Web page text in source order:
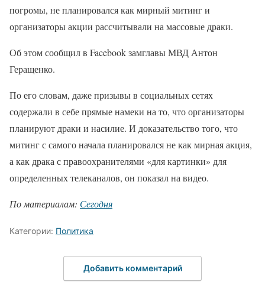
погромы, не планировался как мирный митинг и
организаторы акции рассчитывали на массовые драки.
Об этом сообщил в Facebook замглавы МВД Антон
Геращенко.
По его словам, даже призывы в социальных сетях
содержали в себе прямые намеки на то, что организаторы
планируют драки и насилие. И доказательство того, что
митинг с самого начала планировался не как мирная акция,
а как драка с правоохранителями «для картинки» для
определенных телеканалов, он показал на видео.
По материалам: Сегодня
Категории: Политика
Добавить комментарий